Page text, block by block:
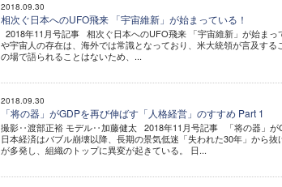
2018.09.30
相次ぐ日本へのUFO飛来 「宇宙維新」が始まっている！
2018年11月号記事 相次ぐ日本へのUFO飛来 「宇宙維新」が始ま
や宇宙人の存在は、海外では常識となっており、米大統領が言及す
の場で語られることはないため、...
2018.09.30
「将の器」がGDPを再び伸ばす「人格経営」のすすめ Part 1
撮影‥渡部正裕 モデル‥加藤健太 2018年11月号記事 「将の器」が
日本経済はバブル崩壊以降、長期の景気低迷「失われた30年」から
が多発し、組織のトップに異変が起きている。 日...